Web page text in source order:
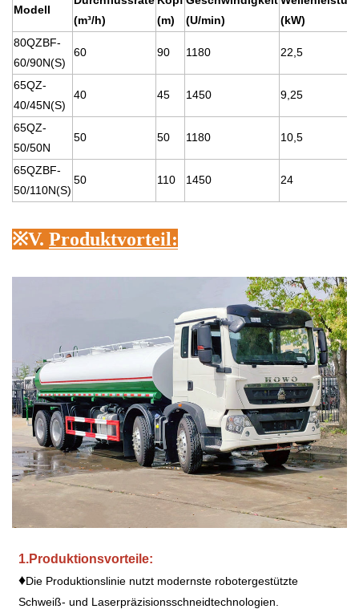
Modell
(m³/h)
(m)
(U/min)
(kW)
80QZBF-
60/90N(S)
60 90 1180 22,5
65QZ-
40/45N(S)
40 45 1450 9,25
65QZ-
50/50N
50 50 1180 10,5
65QZBF-
50/110N(S)
50 110 1450 24
※V. Produktvorteil:
1.Produktionsvorteile:
♦Die Produktionslinie nutzt modernste robotergestützte
Schweiß- und Laserpräzisionsschneidtechnologien.